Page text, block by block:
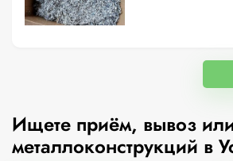
Ищете приём, вывоз
металлоконструкций в